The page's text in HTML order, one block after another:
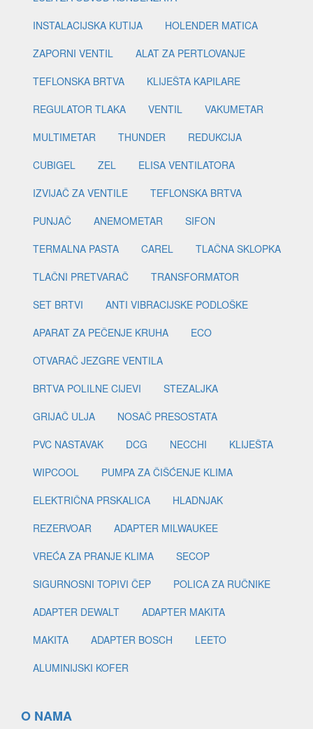
INSTALACIJSKA KUTIJA
HOLENDER MATICA
ZAPORNI VENTIL
ALAT ZA PERTLOVANJE
TEFLONSKA BRTVA
KLIJEŠTA KAPILARE
REGULATOR TLAKA
VENTIL
VAKUMETAR
MULTIMETAR
THUNDER
REDUKCIJA
CUBIGEL
ZEL
ELISA VENTILATORA
IZVIJAČ ZA VENTILE
TEFLONSKA BRTVA
PUNJAČ
ANEMOMETAR
SIFON
TERMALNA PASTA
CAREL
TLAČNA SKLOPKA
TLAČNI PRETVARAČ
TRANSFORMATOR
SET BRTVI
ANTI VIBRACIJSKE PODLOŠKE
APARAT ZA PEČENJE KRUHA
ECO
OTVARAČ JEZGRE VENTILA
BRTVA POLILNE CIJEVI
STEZALJKA
GRIJAČ ULJA
NOSAČ PRESOSTATA
PVC NASTAVAK
DCG NECCHI
KLIJEŠTA
WIPCOOL
PUMPA ZA ČIŠĆENJE KLIMA
ELEKTRIČNA PRSKALICA
HLADNJAK
REZERVOAR
ADAPTER MILWAUKEE
VREĆA ZA PRANJE KLIMA
SECOP
SIGURNOSNI TOPIVI ČEP
POLICA ZA RUČNIKE
ADAPTER DEWALT
ADAPTER MAKITA
MAKITA
ADAPTER BOSCH
LEETO
ALUMINIJSKI KOFER
O NAMA